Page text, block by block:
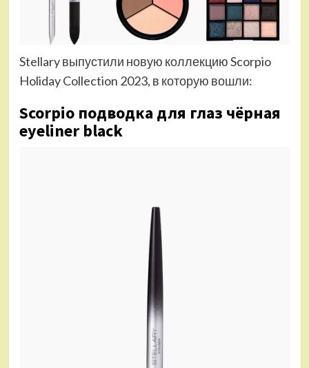
Stellary выпустили новую коллекцию Scorpio
Holiday Collection 2023, в которую вошли:
Scorpio подводка для глаз чёрная
eyeliner black